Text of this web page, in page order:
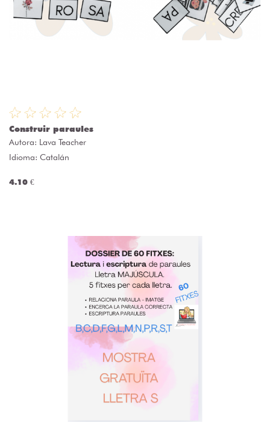
Construir paraules
Autora: Lava Teacher
Idioma: Catalán
4.10 €